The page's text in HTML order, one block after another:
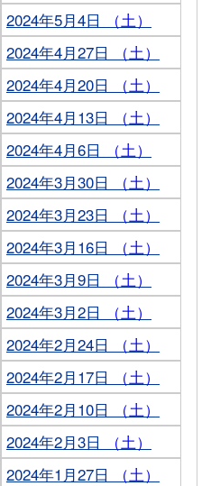
2024年5月4日
（土）
2024年4月27日
（土）
2024年4月20日
（土）
2024年4月13日
（土）
2024年4月6日
（土）
2024年3月30日
（土）
2024年3月23日
（土）
2024年3月16日
（土）
2024年3月9日
（土）
2024年3月2日
（土）
2024年2月24日
（土）
2024年2月17日
（土）
2024年2月10日
（土）
2024年2月3日
（土）
2024年1月27日
（土）